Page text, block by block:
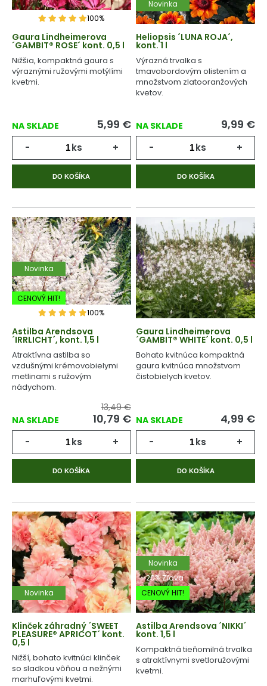
100%
Gaura Lindheimerova
´GAMBIT® ROSE´ kont. 0,5 l
Nižšia, kompaktná gaura s
výraznými ružovými motýlími
kvetmi.
NA SKLADE 5,99 €
- ks +
DO KOŠÍKA
Novinka
Heliopsis ´LUNA ROJA´,
kont. 1 l
Výrazná trvalka s
tmavobordovým olistením a
množstvom zlatooranžových
kvetov.
NA SKLADE 9,99 €
- ks +
DO KOŠÍKA
Novinka
-20% Zľava
CENOVÝ HIT!
100%
Astilba Arendsova
´IRRLICHT´, kont. 1,5 l
Atraktívna astilba so
vzdušnými krémovobielymi
metlinami s ružovým
nádychom.
NA SKLADE
13,49 €
10,79 €
- ks +
DO KOŠÍKA
Gaura Lindheimerova
´GAMBIT® WHITE´ kont. 0,5 l
Bohato kvitnúca kompaktná
gaura kvitnúca množstvom
čistobielych kvetov.
NA SKLADE 4,99 €
- ks +
DO KOŠÍKA
Novinka
Klinček záhradný ´SWEET
PLEASURE® APRICOT´ kont.
0,5 l
Nižší, bohato kvitnúci klinček
so sladkou vôňou a nežnými
marhuľovými kvetmi.
Novinka
-20% Zľava
CENOVÝ HIT!
Astilba Arendsova ´NIKKI´
kont. 1,5 l
Kompaktná tieňomilná trvalka
s atraktívnymi svetloružovými
kvetmi.